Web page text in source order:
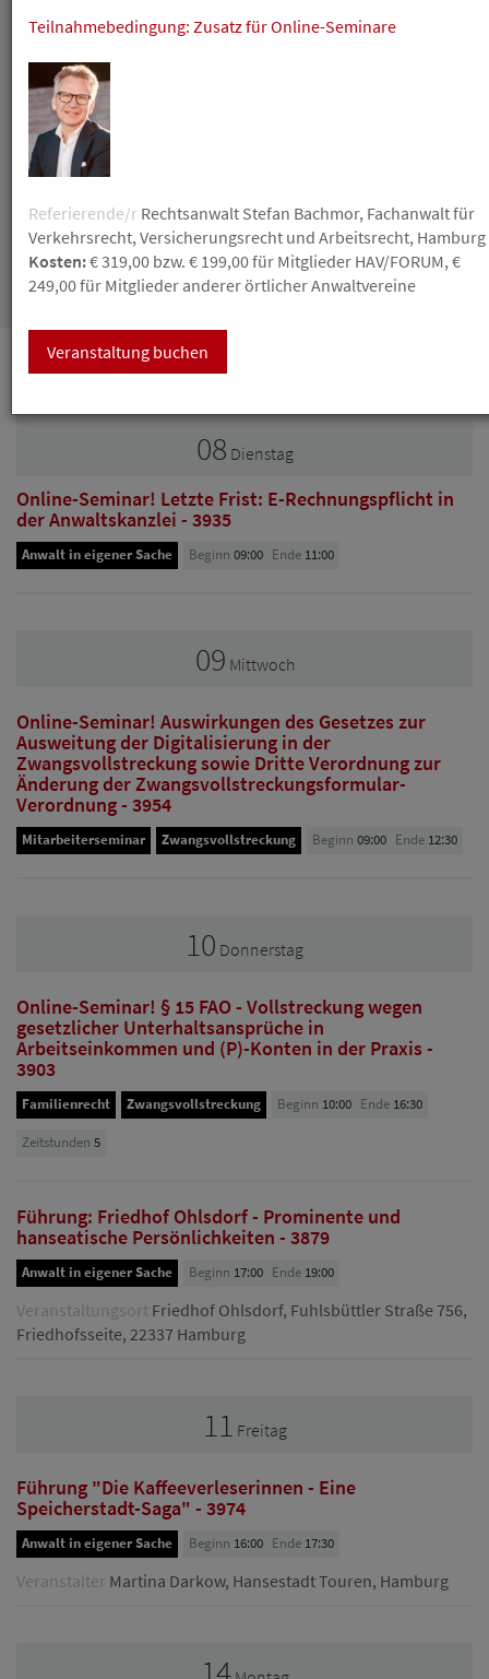
Datum
Suchen
Teilnahmebedingung: Zusatz für Online-Seminare
Referierende/r Rechtsanwalt Stefan Bachmor, Fachanwalt für
Verkehrsrecht, Versicherungsrecht und Arbeitsrecht, Hamburg
Kosten:€ 319,00 bzw. € 199,00 für Mitglieder HAV/FORUM, €
249,00 für Mitglieder anderer örtlicher Anwaltvereine
Veranstaltung buchen
September
08 Dienstag
Online-Seminar! Letzte Frist: E-Rechnungspflicht in
der Anwaltskanzlei - 3935
Anwalt in eigener Sache Beginn 09:00 Ende 11:00
09 Mittwoch
Online-Seminar! Auswirkungen des Gesetzes zur
Ausweitung der Digitalisierung in der
Zwangsvollstreckung sowie Dritte Verordnung zur
Änderung der Zwangsvollstreckungsformular-
Verordnung - 3954
Mitarbeiterseminar Zwangsvollstreckung Beginn 09:00 Ende 12:30
10 Donnerstag
Online-Seminar! § 15 FAO - Vollstreckung wegen
gesetzlicher Unterhaltsansprüche in
Arbeitseinkommen und (P)-Konten in der Praxis -
3903
Familienrecht Zwangsvollstreckung Beginn 10:00 Ende 16:30
Zeitstunden 5
Führung: Friedhof Ohlsdorf - Prominente und
hanseatische Persönlichkeiten - 3879
Anwalt in eigener Sache Beginn 17:00 Ende 19:00
Veranstaltungsort Friedhof Ohlsdorf, Fuhlsbüttler Straße 756,
Friedhofsseite, 22337 Hamburg
11 Freitag
Führung "Die Kaffeeverleserinnen - Eine
Speicherstadt-Saga" - 3974
Anwalt in eigener Sache Beginn 16:00 Ende 17:30
Veranstalter Martina Darkow, Hansestadt Touren, Hamburg